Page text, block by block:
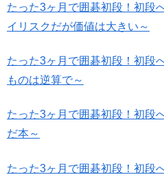
たった3ヶ月で囲碁初段！初段
イリスクだが価値は大きい～
たった3ヶ月で囲碁初段！初段
ものは逆算で～
たった3ヶ月で囲碁初段！初段
だ本～
たった3ヶ月で囲碁初段！初段